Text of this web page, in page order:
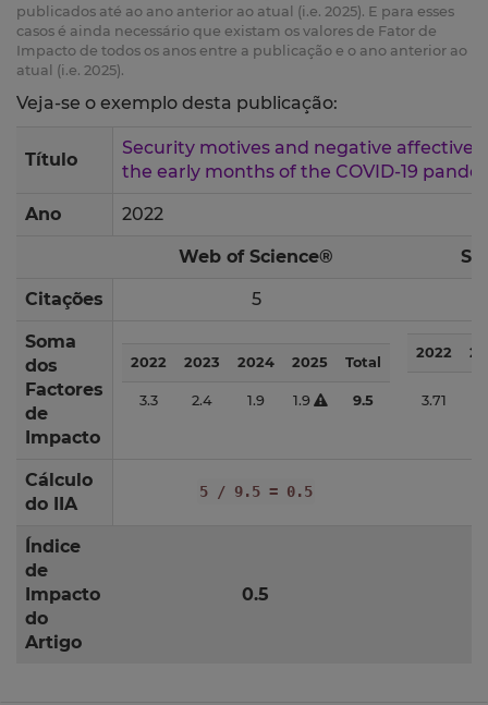
publicados até ao ano anterior ao atual (i.e. 2025). E para esses
casos é ainda necessário que existam os valores de Fator de
Impacto de todos os anos entre a publicação e o ano anterior ao
atual (i.e. 2025).
Veja-se o exemplo desta publicação:
Título
Security motives and negative affective
the early months of the COVID-19
Ano 2022
Web of Science®
Citações 5
Soma
dos
Factores
de
Impacto
2022 2023 2024 2025 Total
3.3 2.4 1.9 1.9 9.5
2022
3.71
Cálculo
do IIA
5 / 9.5 = 0.5
Índice
de
Impacto
do
Artigo
0.5